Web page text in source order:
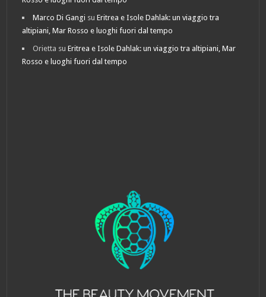
Marco Di Gangi suEritrea e Isole Dahlak: un viaggio tra
altipiani, Mar Rosso e luoghi fuori dal tempo
Orietta suEritrea e Isole Dahlak: un viaggio tra altipiani, Mar
Rosso e luoghi fuori dal tempo